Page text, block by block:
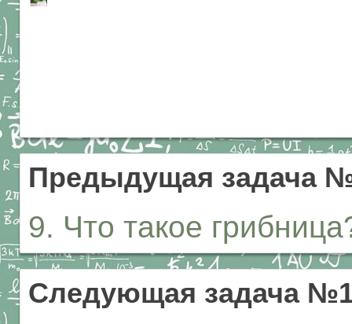
Предыдущая задача
9. Что такое
Следующая задача